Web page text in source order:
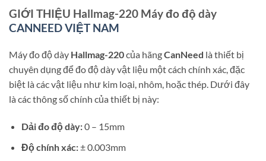
GIỚI THIỆU Hallmag-220 Máy đo độ dày
CANNEED VIỆT NAM
Máy đo độ dày Hallmag-220của hãngCanNeed là thiết bị
chuyên dụng để đo độ dày vật liệu một cách chính xác, đặc
biệt là các vật liệu như kim loại, nhôm, hoặc thép. Dưới đây
là các thông số chính của thiết bị này:
Dải đo độ dày:0 – 15mm
Độ chính xác:± 0.003mm